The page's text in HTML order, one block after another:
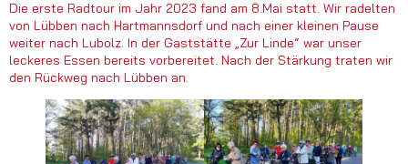
Die erste Radtour im Jahr 2023 fand am 8.Mai statt. Wir radelten
von Lübben nach Hartmannsdorf und nach einer kleinen Pause
weiter nach Lubolz. In der Gaststätte „Zur Linde“ war unser
leckeres Essen bereits vorbereitet. Nach der Stärkung traten wir
den Rückweg nach Lübben an.